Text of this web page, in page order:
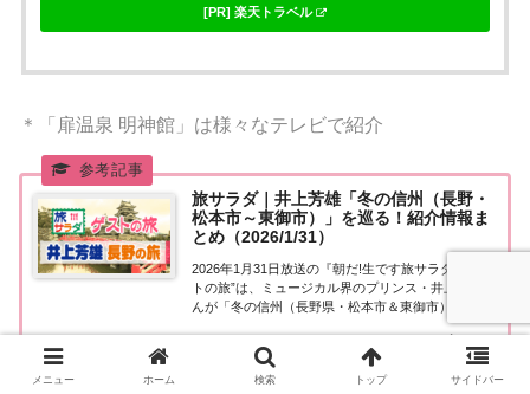
[PR] 楽天トラベル
＊「扉温泉 明神館」は様々なテレビで紹介
旅サラダ｜井上芳雄「冬の信州（長野・
松本市～東御市）」を巡る！紹介情報ま
とめ（2026/1/31）
2026年1月31日放送の『朝だ!生です旅サラダ』“ゲス
トの旅”は、ミュージカル界のプリンス・井上芳雄さ
んが「冬の信州（長野県・松本市＆東御市）」へ！
訪れたスポットや食べたグルメなど、紹介された情
報をまとめました。くわしい情報はこちら！井上芳
雄「長野県・松本市～東御市」今日の“ゲ...
www.e宿.com
2026.01.30
メニュー ホーム 検索 トップ サイドバー